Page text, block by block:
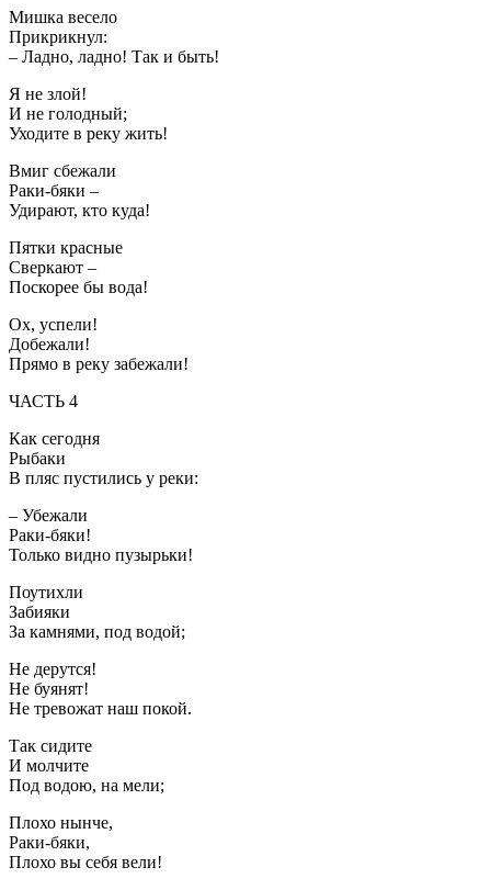
Мишка весело
Прикрикнул:
– Ладно, ладно! Так и быть!
Я не злой!
И не голодный;
Уходите в реку жить!
Вмиг сбежали
Раки-бяки –
Удирают, кто куда!
Пятки красные
Сверкают –
Поскорее бы вода!
Ох, успели!
Добежали!
Прямо в реку забежали!
ЧАСТЬ 4
Как сегодня
Рыбаки
В пляс пустились у реки:
– Убежали
Раки-бяки!
Только видно пузырьки!
Поутихли
Забияки
За камнями, под водой;
Не дерутся!
Не буянят!
Не тревожат наш покой.
Так сидите
И молчите
Под водою, на мели;
Плохо нынче,
Раки-бяки,
Плохо вы себя вели!